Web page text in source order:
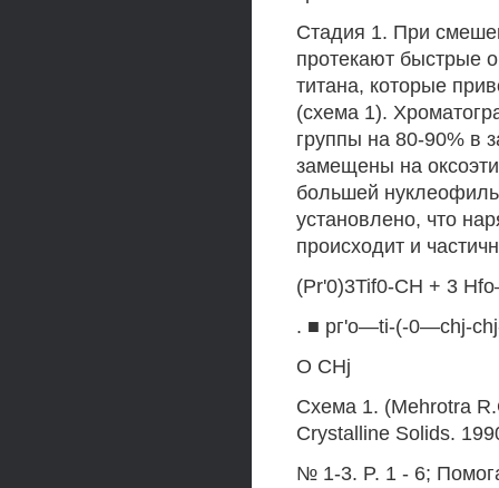
Стадия 1. При
протекают быстрые
титана, которые
(схема 1).
группы на 80-90% в
замещены на
большей
установлено, что
происходит и
(Pr'0)3Tif0-CH + 3
. ■ рг'о—ti-(-0—chj-
О CHj
Схема 1. (Mehrotra
Crystalline Solids.
№ 1-3. P. 1 - 6;